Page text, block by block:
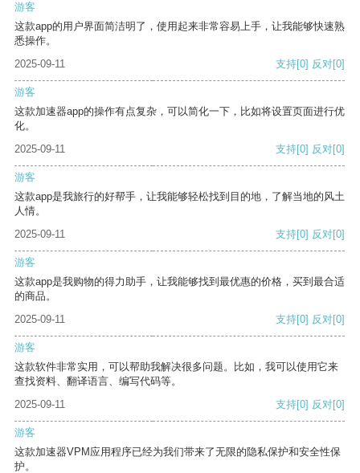
游客
这款app的用户界面简洁明了，使用起来非常容易上手，让我能够快速熟
悉操作。
2025-09-11
支持[0] 反对[0]
游客
这款加速器app的操作有点复杂，可以简化一下，比如将设置页面进行优
化。
2025-09-11
支持[0] 反对[0]
游客
这款app是我旅行的好帮手，让我能够轻松找到目的地，了解当地的风土
人情。
2025-09-11
支持[0] 反对[0]
游客
这款app是我购物的得力助手，让我能够找到最优惠的价格，买到最合适
的商品。
2025-09-11
支持[0] 反对[0]
游客
这款软件非常实用，可以帮助我解决很多问题。比如，我可以使用它来
查找资料、翻译语言、编写代码等。
2025-09-11
支持[0] 反对[0]
游客
这款加速器VPM应用程序已经为我们带来了无限的隐私保护和安全性保
护。